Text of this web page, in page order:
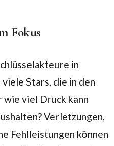
Fokus
in
Stars, die in den
viel Druck kann
Verletzungen,
Fehlleistungen können